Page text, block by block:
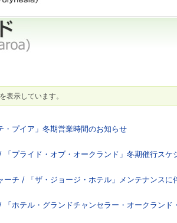
表示しています。
プイア」冬期営業時間のお知らせ
プライド・オブ・オークランド」冬期催行スケ
チ / 「ザ・ジョージ・ホテル」メンテナンスに
ホテル・グランドチャンセラー・オークランド